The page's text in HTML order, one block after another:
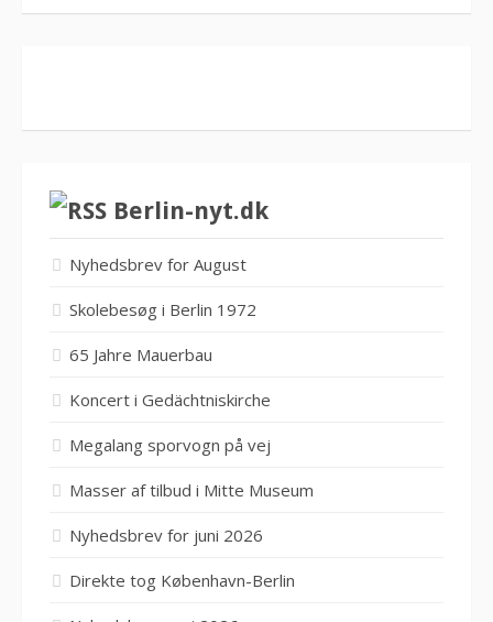
Berlin-nyt.dk
Nyhedsbrev for August
Skolebesøg i Berlin 1972
65 Jahre Mauerbau
Koncert i Gedächtniskirche
Megalang sporvogn på vej
Masser af tilbud i Mitte Museum
Nyhedsbrev for juni 2026
Direkte tog København-Berlin